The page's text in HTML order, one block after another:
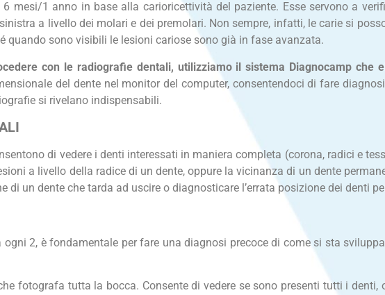
mesi/1 anno in base alla carioricettività del paziente. Esse servono a
a livello dei molari e dei premolari. Non sempre, infatti, le carie si
sono visibili le lesioni cariose sono già in fase avanzata.
con le radiografie dentali, utilizziamo il sistema Diagnocamp che
del dente nel monitor del computer, consentendoci di fare
si rivelano indispensabili.
di vedere i denti interessati in maniera completa (corona, radici e
a livello della radice di un dente, oppure la vicinanza di un dente
un dente che tarda ad uscire o diagnosticare l’errata posizione dei denti
2, è fondamentale per fare una diagnosi precoce di come si sta
fotografa tutta la bocca. Consente di vedere se sono presenti tutti i denti,